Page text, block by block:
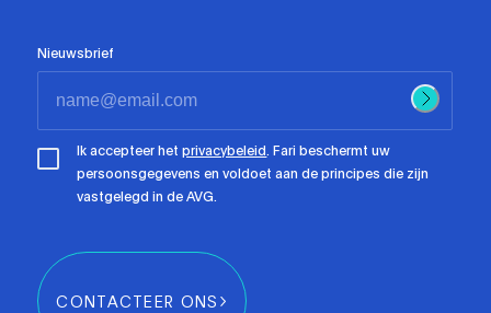
Nieuwsbrief
Ik accepteer hetprivacybeleid. Fari beschermt uw
persoonsgegevens en voldoet aan de principes die zijn
vastgelegd in de AVG.
CONTACTEER ONS